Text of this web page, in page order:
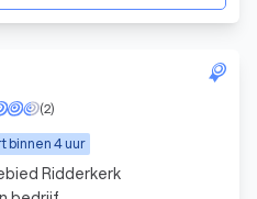
binnen 4 uur
(2)
Ridderkerk